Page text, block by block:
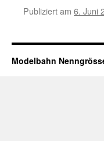
Publiziert am 6. Juni
Modelbahn